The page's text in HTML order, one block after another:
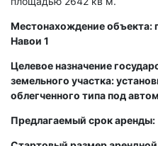
Местонахождение объекта:
Навои 1
Целевое назначение
земельного участка:
облегченного типа под
Предлагаемый срок аренды: